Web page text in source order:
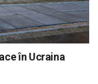
în Ucraina